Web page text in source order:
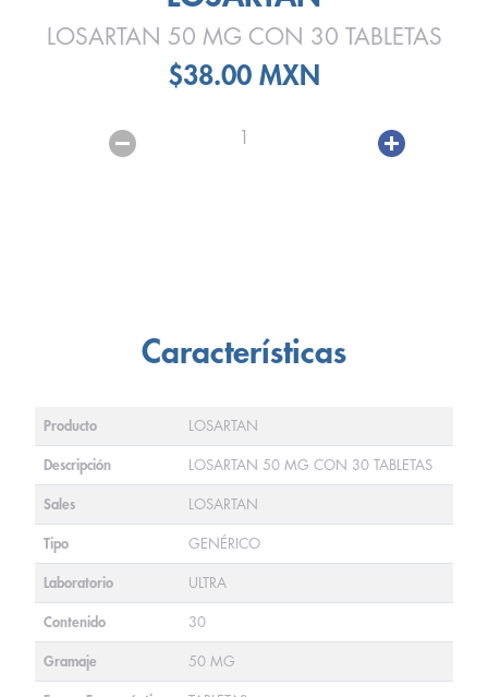
LOSARTAN 50 MG CON 30 TABLETAS
$38.00 MXN
1
Características
Producto LOSARTAN
Descripción LOSARTAN 50 MG CON 30 TABLETAS
Sales LOSARTAN
Tipo GENÉRICO
Laboratorio ULTRA
Contenido 30
Gramaje 50 MG